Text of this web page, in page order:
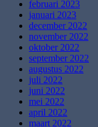
februari 2023
januari 2023
december 2022
november 2022
oktober 2022
september 2022
augustus 2022
juli 2022
juni 2022
mei 2022
april 2022
maart 2022